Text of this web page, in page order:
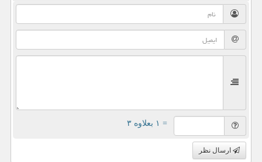
= ۱ بعلاوه ۳
ارسال نظر